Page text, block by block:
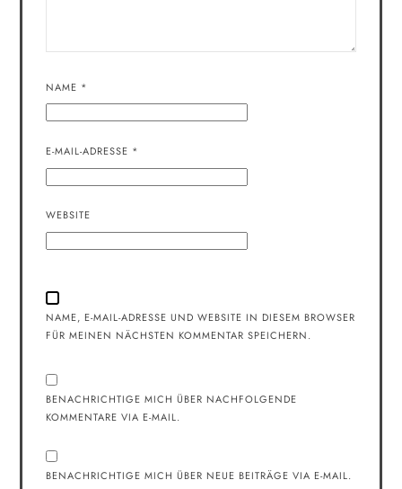
NAME *
E-MAIL-ADRESSE *
WEBSITE
NAME, E-MAIL-ADRESSE UND WEBSITE IN DIESEM BROWSER
FÜR MEINEN NÄCHSTEN KOMMENTAR SPEICHERN.
BENACHRICHTIGE MICH ÜBER NACHFOLGENDE
KOMMENTARE VIA E-MAIL.
BENACHRICHTIGE MICH ÜBER NEUE BEITRÄGE VIA E-MAIL.